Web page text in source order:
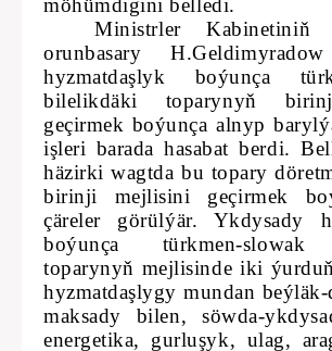
möhümdigini belledi.
Ministrler Kabinetiniň
orunbasary
hyzmatdaşlyk boýunça
bilelikdäki toparynyň
geçirmek boýunça alnyp
işleri barada hasabat berdi.
häzirki wagtda bu topary
birinji mejlisini geçirmek
çäreler görülýär. Ykdysady
boýunça türkmen-slowak
toparynyň mejlisinde iki
hyzmatdaşlygy mundan beýläk-
maksady bilen, söwda-
energetika, gurluşyk, ulag,